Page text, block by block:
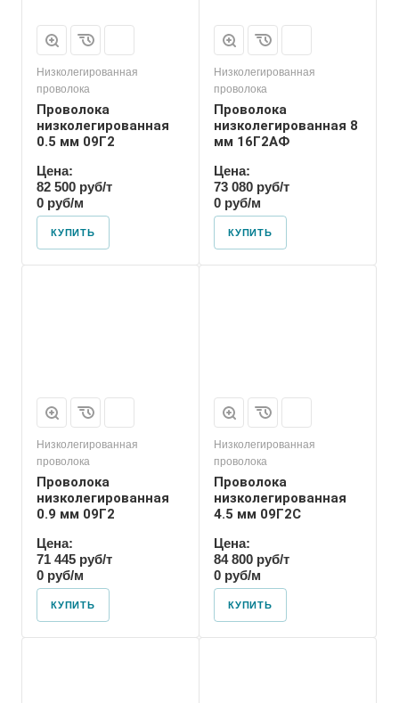
Низколегированная
проволока
Проволока
низколегированная
0.5 мм 09Г2
Цена:
82 500 руб/т
0 руб/м
КУПИТЬ
Низколегированная
проволока
Проволока
низколегированная 8
мм 16Г2АФ
Цена:
73 080 руб/т
0 руб/м
КУПИТЬ
Низколегированная
проволока
Проволока
низколегированная
0.9 мм 09Г2
Цена:
71 445 руб/т
0 руб/м
КУПИТЬ
Низколегированная
проволока
Проволока
низколегированная
4.5 мм 09Г2С
Цена:
84 800 руб/т
0 руб/м
КУПИТЬ